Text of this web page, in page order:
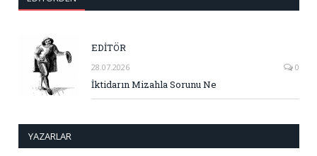
EDİTÖR
28.07.2026 0
İktidarın Mizahla Sorunu Ne
YAZARLAR